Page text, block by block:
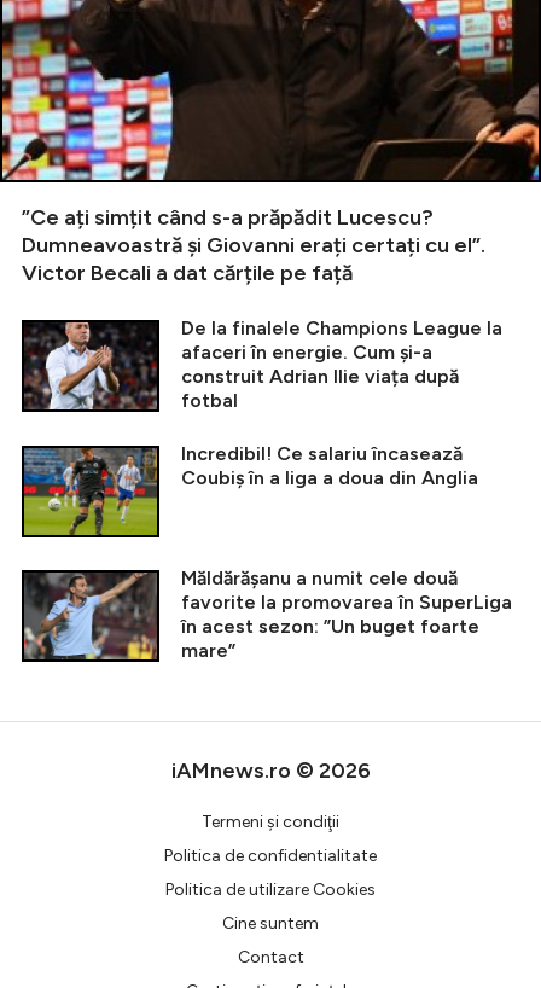
”Ce ați simțit când s-a prăpădit Lucescu?
Dumneavoastră și Giovanni erați certați cu el”.
Victor Becali a dat cărțile pe față
De la finalele Champions League la
afaceri în energie. Cum și-a
construit Adrian Ilie viața după
fotbal
Incredibil! Ce salariu încasează
Coubiș în a liga a doua din Anglia
Măldărășanu a numit cele două
favorite la promovarea în SuperLiga
în acest sezon: ”Un buget foarte
mare”
iAMnews.ro © 2026
Termeni şi condiţii
Politica de confidentialitate
Politica de utilizare Cookies
Cine suntem
Contact